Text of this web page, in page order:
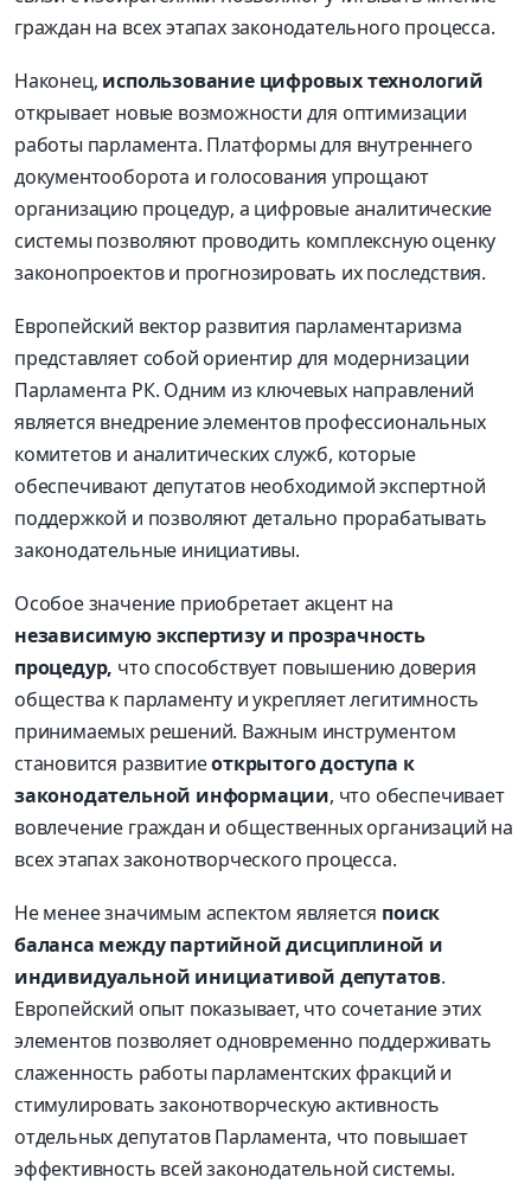
граждан на всех этапах законодательного процесса.
Наконец, использование цифровых технологий
открывает новые возможности для оптимизации
работы парламента. Платформы для внутреннего
документооборота и голосования упрощают
организацию процедур, а цифровые аналитические
системы позволяют проводить комплексную оценку
законопроектов и прогнозировать их последствия.
Европейский вектор развития парламентаризма
представляет собой ориентир для модернизации
Парламента РК. Одним из ключевых направлений
является внедрение элементов профессиональных
комитетов и аналитических служб, которые
обеспечивают депутатов необходимой экспертной
поддержкой и позволяют детально прорабатывать
законодательные инициативы.
Особое значение приобретает акцент на
независимую экспертизу и прозрачность
процедур, что способствует повышению доверия
общества к парламенту и укрепляет легитимность
принимаемых решений. Важным инструментом
становится развитиеоткрытого доступа к
законодательной информации, что обеспечивает
вовлечение граждан и общественных организаций на
всех этапах законотворческого процесса.
Не менее значимым аспектом является поиск
баланса между партийной дисциплиной и
индивидуальной инициативой депутатов.
Европейский опыт показывает, что сочетание этих
элементов позволяет одновременно поддерживать
слаженность работы парламентских фракций и
стимулировать законотворческую активность
отдельных депутатов Парламента, что повышает
эффективность всей законодательной системы.